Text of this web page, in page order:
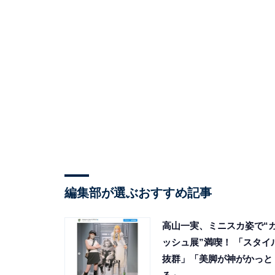
編集部が選ぶおすすめ記事
高山一実、ミニスカ姿で“
ッシュ展”満喫！ 「スタイ
抜群」「美脚が神がかっと